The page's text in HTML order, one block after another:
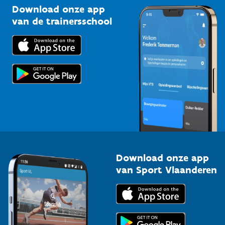
Bedrijven
Trainers en begeleiders
Topsporters
Kennisplatform
Downloads
Voor de pers
Download onze app
van de trainersschool
Download onze app
van Sport Vlaanderen